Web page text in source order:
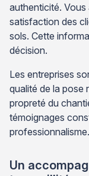
authenticité. Vous
satisfaction des
sols. Cette
décision.
Les entreprises
qualité de la pose
propreté du
témoignages
professionnalisme.
Un